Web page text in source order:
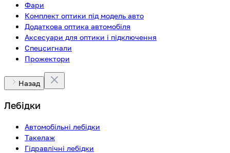
Фари
Комплект оптики під модель авто
Додаткова оптика автомобіля
Аксесуари для оптики і підключення
Спецсигнали
Прожектори
Назад
Лебідки
Автомобільні лебідки
Такелаж
Гідравлічні лебідки